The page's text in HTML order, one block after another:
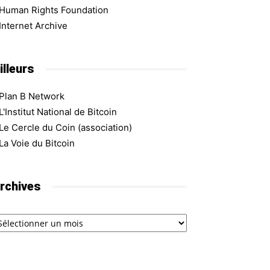
Human Rights Foundation
Internet Archive
Plan B Network
L'Institut National de Bitcoin
Le Cercle du Coin (association)
La Voie du Bitcoin